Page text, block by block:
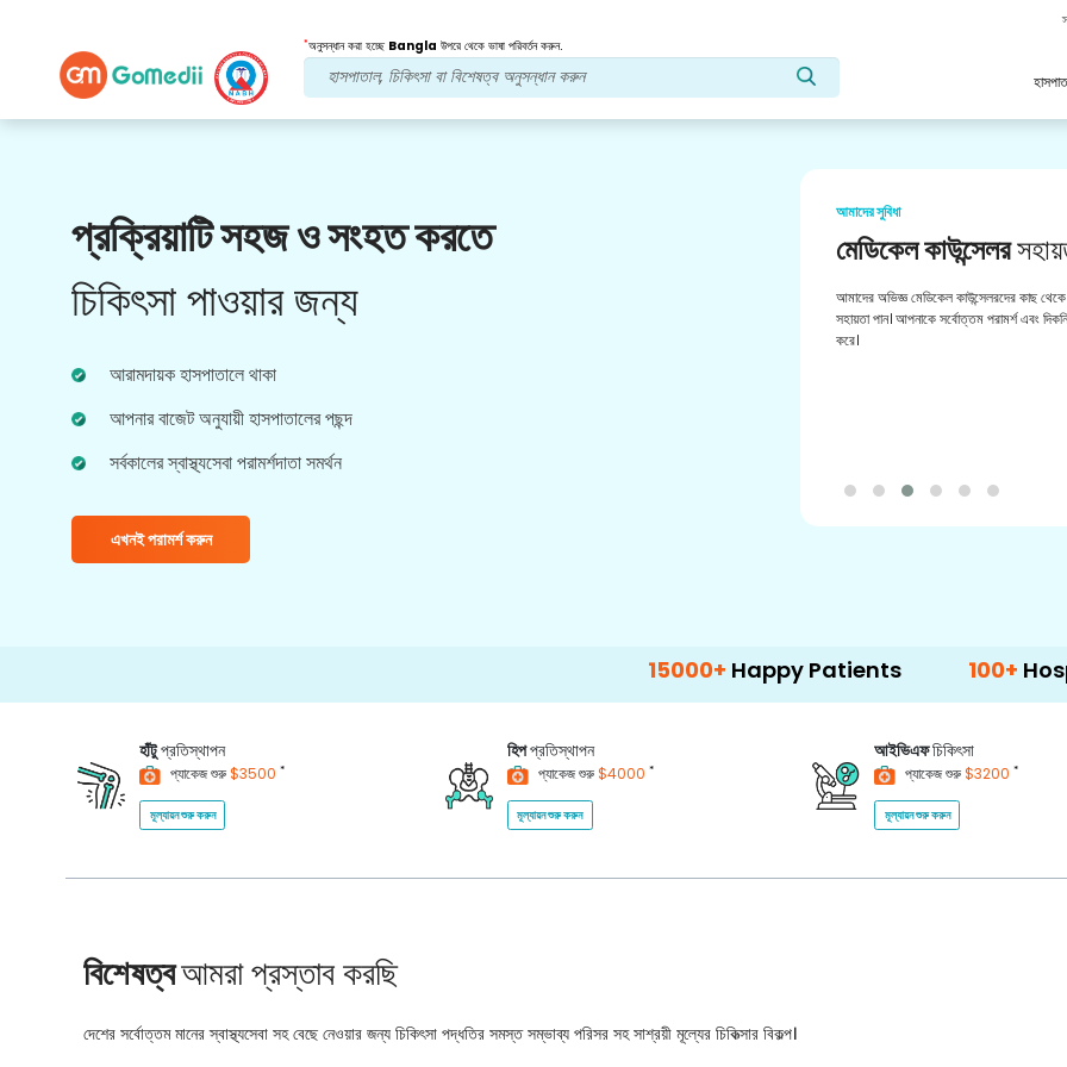
*অনুসন্ধান করা হচ্ছে Bangla উপরে থেকে ভাষা পরিবর্তন করুন.
প্রক্রিয়াটি সহজ ও সংহত করতে
চিকিৎসা পাওয়ার জন্য
আরামদায়ক হাসপাতালে থাকা
আপনার বাজেট অনুযায়ী হাসপাতালের পছন্দ
সর্বকালের স্বাস্থ্যসেবা পরামর্শদাতা সমর্থন
এখনই পরামর্শ করুন
আমাদের সুবিধা
পোস্ট চিকিত্সাঅনুসরণ যত্ন
আপনার সমস্যার সমাধান করার জন্য আমাদের দলের সাথে 24x7
চিকিৎসা এবং রোগীর সহায়তা পান। আপনার চিকিৎসার
আমাদের সুবিধা
মেডিকেল কাউন্সেলর
আমাদের অভিজ্ঞ মেডিকেল কাউন্সেলরদের কাছ থেকে
সহায়তা পান। আপনাকে সর্বোত্তম পরামর্শ এবং
করে।
Happy Patients 100+ Hospitals &
হাঁটুপ্রতিস্থাপন
প্যাকেজ শুরু$3500 *
মূল্যায়ন শুরু করুন
হিপপ্রতিস্থাপন
প্যাকেজ শুরু$4000 *
মূল্যায়ন শুরু করুন
আইভিএফচিকিৎসা
প্যাকেজ শুরু$3200 *
মূল্যায়ন শুরু করুন
বিশেষত্বআমরা প্রস্তাব করছি
দেশের সর্বোত্তম মানের স্বাস্থ্যসেবা সহ বেছে নেওয়ার জন্য চিকিৎসা পদ্ধতির সমস্ত সম্ভাব্য পরিসর সহ সাশ্রয়ী মূল্যের চিকিত্সার বিকল্প।